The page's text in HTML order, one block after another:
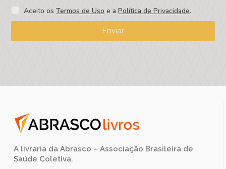
Aceito osTermos de Uso e aPolítica de Privacidade.
Enviar
A livraria da Abrasco – Associação Brasileira de
Saúde Coletiva.